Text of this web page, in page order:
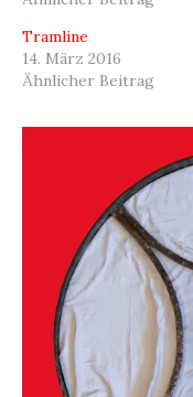
Tramline
14. März 2016
Ähnlicher Beitrag